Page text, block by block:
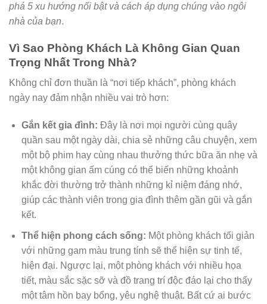
phá 5 xu hướng nổi bật và cách áp dụng chúng vào ngôi
nhà của bạn.
Vì Sao Phòng Khách Là Không Gian Quan
Trọng Nhất Trong Nhà?
Không chỉ đơn thuần là “nơi tiếp khách”, phòng khách
ngày nay đảm nhận nhiều vai trò hơn:
Gắn kết gia đình: Đây là nơi mọi người cùng quây
quần sau một ngày dài, chia sẻ những câu chuyện, xem
một bộ phim hay cùng nhau thưởng thức bữa ăn nhẹ và
một không gian ấm cúng có thể biến những khoảnh
khắc đời thường trở thành những kỉ niệm đáng nhớ,
giúp các thành viên trong gia đình thêm gần gũi và gắn
kết.
Thể hiện phong cách sống: Một phòng khách tối giản
với những gam màu trung tính sẽ thể hiện sự tinh tế,
hiện đại. Ngược lại, một phòng khách với nhiều họa
tiết, màu sắc sặc sỡ và đồ trang trí độc đáo lại cho thấy
một tâm hồn bay bổng, yêu nghệ thuật. Bất cứ ai bước